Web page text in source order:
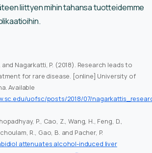
liittyen mihin tahansa tuotteidemme
and Nagarkatti, P. (2018). Research leads to
for rare disease. [online] University of
Available
uofsc/posts/2018/07/
P., Cao, Z., Wang, H., Feng, D.,
R., Gao, B. and Pacher, P.
attenuates alcohol-induced liver